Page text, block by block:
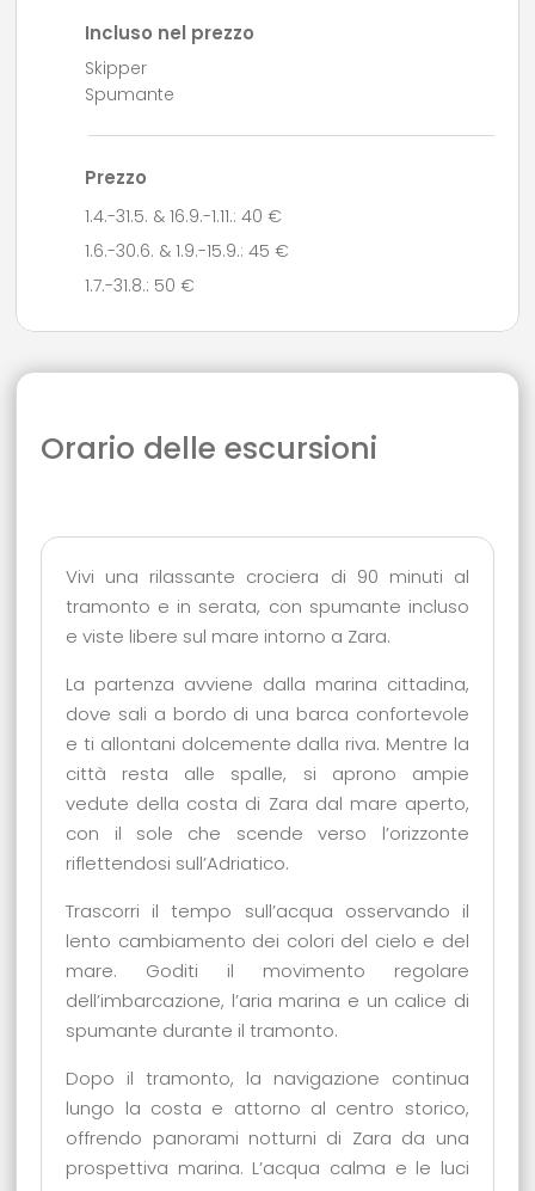
Incluso nel prezzo
Skipper
Spumante
Prezzo
1.4.-31.5. & 16.9.-1.11.: 40 €
1.6.-30.6. & 1.9.-15.9.: 45 €
1.7.-31.8.: 50 €
Orario delle escursioni
Vivi una rilassante crociera di 90 minuti al
tramonto e in serata, con spumante incluso
e viste libere sul mare intorno a Zara.
La partenza avviene dalla marina cittadina,
dove sali a bordo di una barca confortevole
e ti allontani dolcemente dalla riva. Mentre la
città resta alle spalle, si aprono ampie
vedute della costa di Zara dal mare aperto,
con il sole che scende verso l’orizzonte
riflettendosi sull’Adriatico.
Trascorri il tempo sull’acqua osservando il
lento cambiamento dei colori del cielo e del
mare. Goditi il movimento regolare
dell’imbarcazione, l’aria marina e un calice di
spumante durante il tramonto.
Dopo il tramonto, la navigazione continua
lungo la costa e attorno al centro storico,
offrendo panorami notturni di Zara da una
prospettiva marina. L’acqua calma e le luci